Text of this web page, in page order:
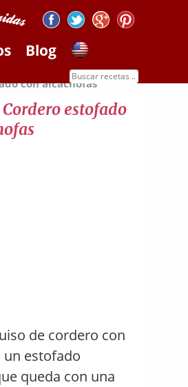
Blog
Receta de
con alcachofas
estofado
de cordero con
un estofado
queda con una